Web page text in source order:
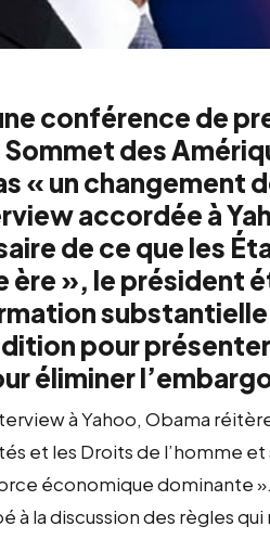
conférence de
Sommet des
« un changement
accordée à
de ce que les
ère », le président
pour
éliminer
à Yahoo, Obama
et les Droits de l’homme
économique dominante
à la discussion des règles